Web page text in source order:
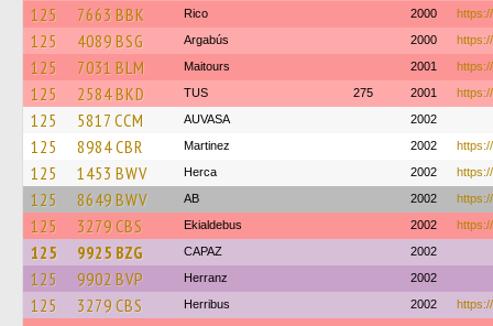
125 7663 BBK Rico 2000
125 4089 BSG Argabús 2000
125 7031 BLM Maitours 2001
125 2584 BKD TUS 275 2001
125 5817 CCM AUVASA 2002
125 8984 CBR Martinez 2002
125 1453 BWV Herca 2002
125 8649 BWV AB 2002
125 3279 CBS Ekialdebus 2002
125 9925 BZG CAPAZ 2002
125 9902 BVP Herranz 2002
125 3279 CBS Herribus 2002